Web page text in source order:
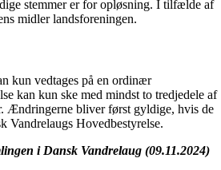
stemmer er for opløsning. I tilfælde af
midler landsforeningen.
kun vedtages på en ordinær
kan kun ske med mindst to tredjedele af
Ændringerne bliver først gyldige, hvis de
Vandrelaugs Hovedbestyrelse.
i Dansk Vandrelaug (09.11.2024)